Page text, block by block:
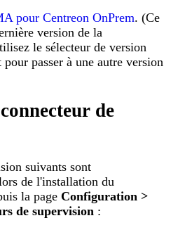
pour Centreon OnPrem. (Ce
version de la
le sélecteur de version
passer à une autre version
de
suivants sont
de l'installation du
la page Configuration >
de supervision :